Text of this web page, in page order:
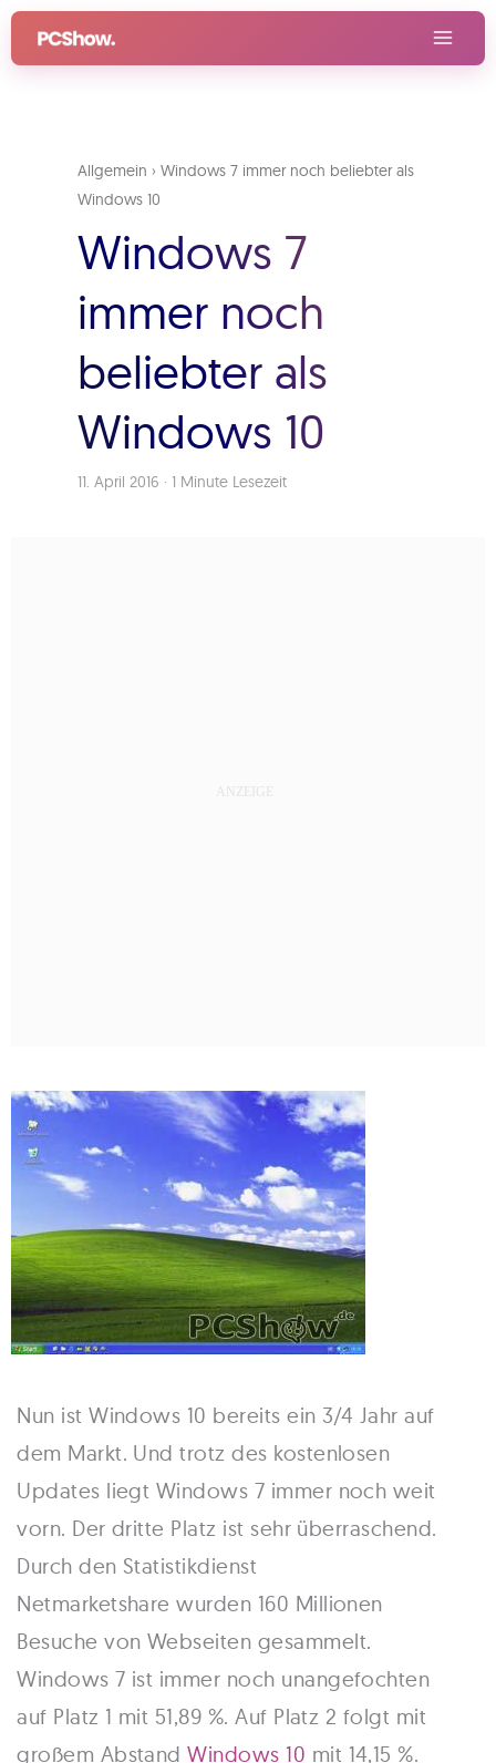
Zum
Inhalt
Allgemein ›Windows 7 immer noch beliebter als
Windows 10
Windows 7
immer noch
beliebter als
Windows 10
11. April 2016 · 1 Minute Lesezeit
Nun ist Windows 10 bereits ein 3/4 Jahr auf
dem Markt. Und trotz des kostenlosen
Updates liegt Windows 7 immer noch weit
vorn. Der dritte Platz ist sehr überraschend.
Durch den Statistikdienst
Netmarketshare wurden 160 Millionen
Besuche von Webseiten gesammelt.
Windows 7 ist immer noch unangefochten
auf Platz 1 mit 51,89 %. Auf Platz 2 folgt mit
großem AbstandWindows 10 mit 14,15 %.